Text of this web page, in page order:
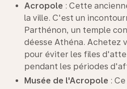
Acropole : Cette
la ville. C'est un
Parthénon, un temple
déesse Athéna. Achetez
pour éviter les files
pendant les périodes
Musée de l'Acropole :